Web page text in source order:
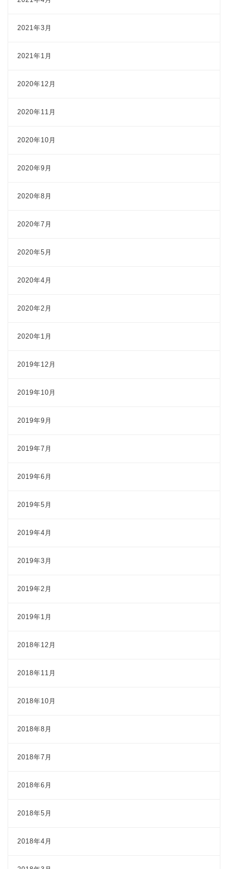
2021年3月
2021年1月
2020年12月
2020年11月
2020年10月
2020年9月
2020年8月
2020年7月
2020年5月
2020年4月
2020年2月
2020年1月
2019年12月
2019年10月
2019年9月
2019年7月
2019年6月
2019年5月
2019年4月
2019年3月
2019年2月
2019年1月
2018年12月
2018年11月
2018年10月
2018年8月
2018年7月
2018年6月
2018年5月
2018年4月